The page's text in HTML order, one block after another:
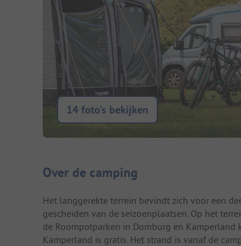
14 foto’s bekijken
Camping introductie
Over de camping
Het langgerekte terrein bevindt zich voor een
gescheiden van de seizoenplaatsen. Op het
de Roompotparken in Domburg en
Kamperland is gratis. Het strand is vanaf de